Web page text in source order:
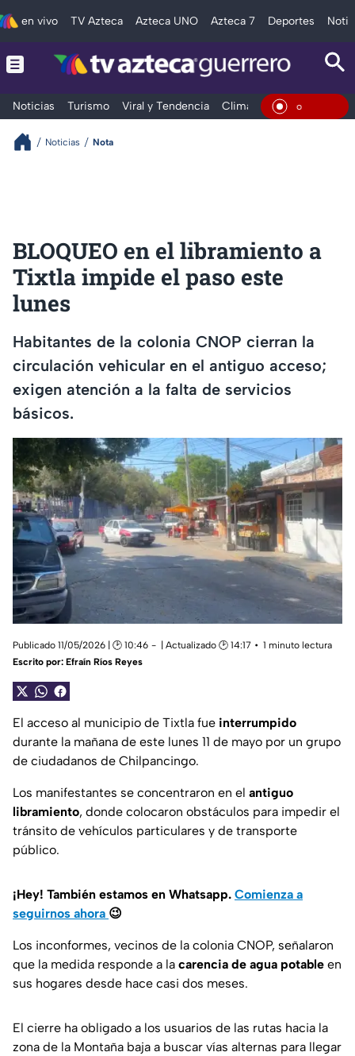
en vivo TV Azteca Azteca UNO Azteca 7 Deportes
Noticias Turismo Viral y Tendencia Clima Deportes En Vivo
Noticias Nota
BLOQUEO en el libramiento a
Tixtla impide el paso este
lunes
Habitantes de la colonia CNOP cierran la
circulación vehicular en el antiguo acceso;
exigen atención a la falta de servicios
básicos.
Publicado 11/05/2026 | 🕑 10:46 | Actualizado 🕑 14:17
1 minuto lectura
Escrito por: Efraín Ríos Reyes
El acceso al municipio de Tixtla fue interrumpido
durante la mañana de este lunes 11 de mayo por un grupo
de ciudadanos de Chilpancingo.
Los manifestantes se concentraron en el antiguo
libramiento, donde colocaron obstáculos para impedir el
tránsito de vehículos particulares y de transporte
público.
¡Hey! También estamos en Whatsapp. Comienza a
seguirnos ahora 😉
Los inconformes, vecinos de la colonia CNOP, señalaron
que la medida responde a la carencia de agua potable en
sus hogares desde hace casi dos meses.
El cierre ha obligado a los usuarios de las rutas hacia la
zona de la Montaña baja a buscar vías alternas para llegar